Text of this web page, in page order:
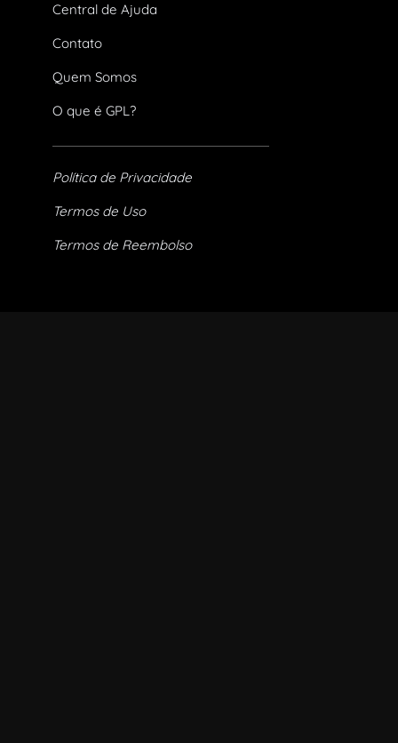
Central de Ajuda
Contato
Quem Somos
O que é GPL?
Política de Privacidade
Termos de Uso
Termos de Reembolso